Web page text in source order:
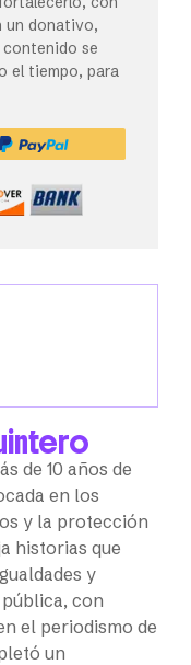
un donativo,
se
el tiempo, para
de 10 años de
en los
y la protección
historias que
y
con
el periodismo de
un